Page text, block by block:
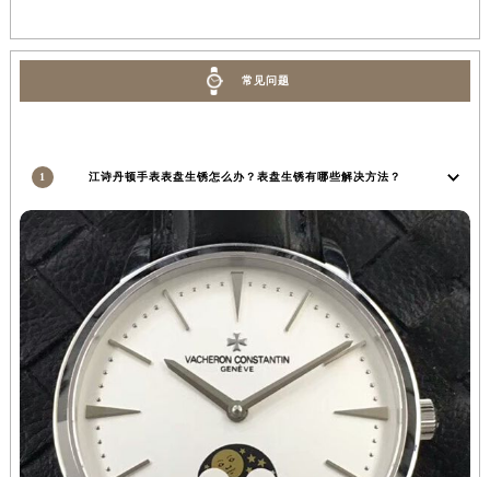
常见问题
1 江诗丹顿手表表盘生锈怎么办？表盘生锈有哪些解决方法？